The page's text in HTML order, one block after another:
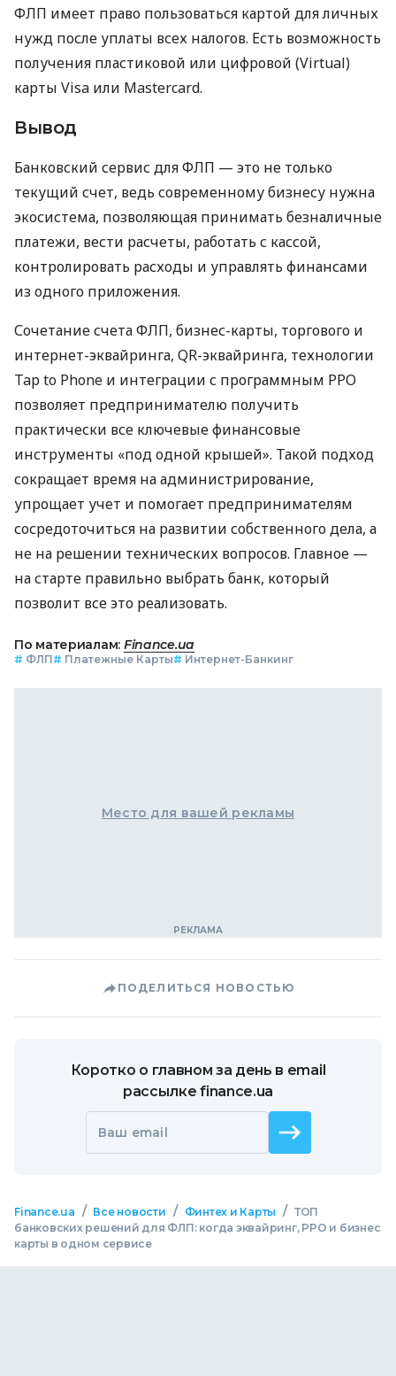
ФЛП имеет право пользоваться картой для личных
нужд после уплаты всех налогов. Есть возможность
получения пластиковой или цифровой (Virtual)
карты Visa или Mastercard.
Вывод
Банковский сервис для ФЛП — это не только
текущий счет, ведь современному бизнесу нужна
экосистема, позволяющая принимать безналичные
платежи, вести расчеты, работать с кассой,
контролировать расходы и управлять финансами
из одного приложения.
Сочетание счета ФЛП, бизнес-карты, торгового и
интернет-эквайринга, QR-эквайринга, технологии
Tap to Phone и интеграции с программным РРО
позволяет предпринимателю получить
практически все ключевые финансовые
инструменты «под одной крышей». Такой подход
сокращает время на администрирование,
упрощает учет и помогает предпринимателям
сосредоточиться на развитии собственного дела, а
не на решении технических вопросов. Главное —
на старте правильно выбрать банк, который
позволит все это реализовать.
По материалам: Finance.ua
# ФЛП# Платежные Карты# Интернет-Банкинг
Место для вашей рекламы
ПОДЕЛИТЬСЯ НОВОСТЬЮ
Коротко о главном за день в email
рассылке finance.ua
Ваш email
Finance.ua / Все новости / Финтех и Карты / ТОП
банковских решений для ФЛП: когда эквайринг, РРО и бизнес
карты в одном сервисе